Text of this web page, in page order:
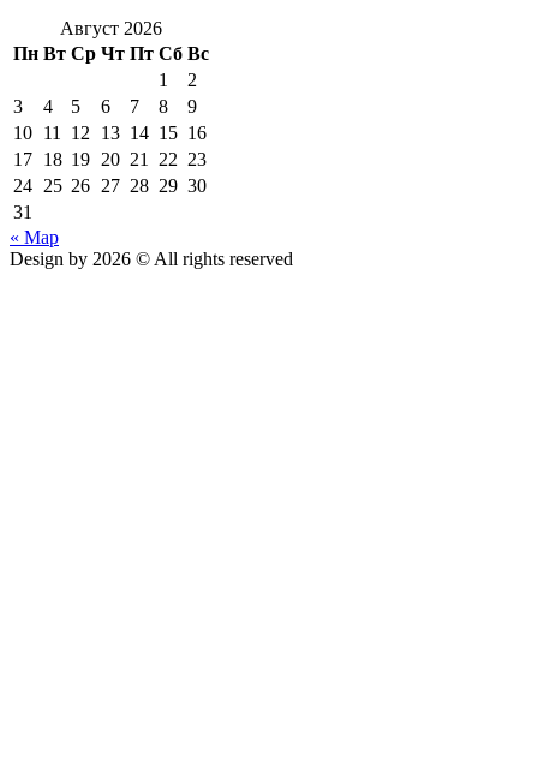
Август 2026
Пн Вт Ср Чт Пт Сб Вс
1
2
3
4 5 6 7 8
9
10 11 12 13 14 15 16
17 18 19 20 21 22 23
24 25 26 27 28 29 30
31
« Мар
Design by 2026 © All rights reserved